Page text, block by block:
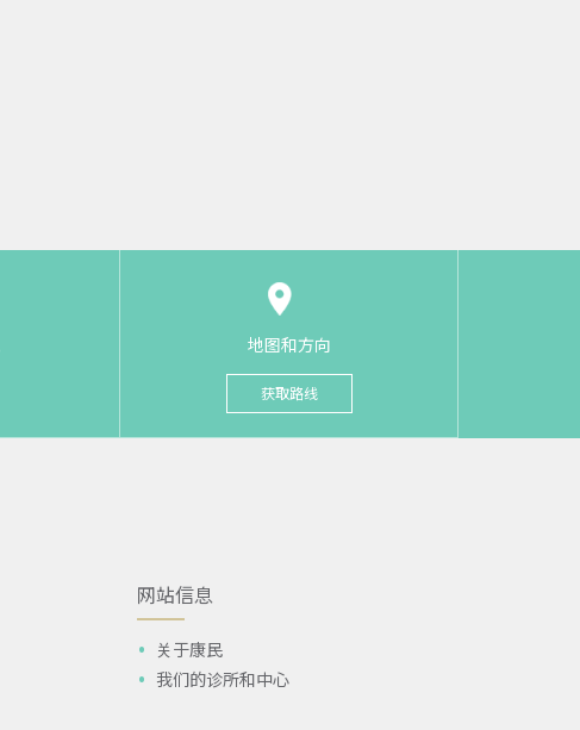
地图和方向
获取路线
网站信息
关于康民
我们的诊所和中心